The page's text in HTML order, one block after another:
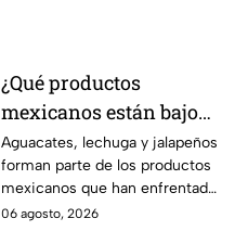
¿Qué productos
mexicanos están bajo
la lupa de Estados
Unidos? Aguacates,
lechuga y jalapeños
encabezan la lista
Aguacates, lechuga y jalapeños
forman parte de los productos
mexicanos que han enfrentado
restricciones o
06 agosto, 2026